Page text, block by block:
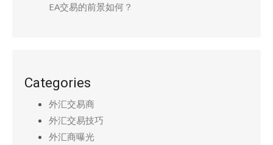
EA交易的前景如何？
Categories
外汇交易商
外汇交易技巧
外汇商曝光